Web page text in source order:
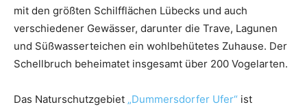
mit den größten Schilfflächen Lübecks und auch
verschiedener Gewässer, darunter die Trave, Lagunen
und Süßwasserteichen ein wohlbehütetes Zuhause. Der
Schellbruch beheimatet insgesamt über 200 Vogelarten.
Das Naturschutzgebiet „Dummersdorfer Ufer“ ist